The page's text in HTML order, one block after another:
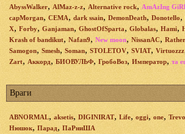
AbyssWalker, AlMaz-z-z, Alternative rock, AmAzIng GiRl
capMorgan, CEMA, dark ssain, DemonDeath, Donotello,
X, Forby, Ganjaman, GhostOfSparta, Globalas, Hami,
Krash of bandikut, Nafan9, New moon, NissanAC, Rather
Samogon, Smesh, Soman, STOLETOV, SVIAT, Virtuozzz
Zart, Аккорд, БИОВУЛЬФ, ГробоВоз, Император, та
Враги
ABNORMAL, aksetis, DIGINIRAT, Life, oggi,one,
Нюшок, Парад, ПаРниША